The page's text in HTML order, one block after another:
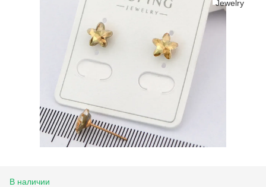
В наличии